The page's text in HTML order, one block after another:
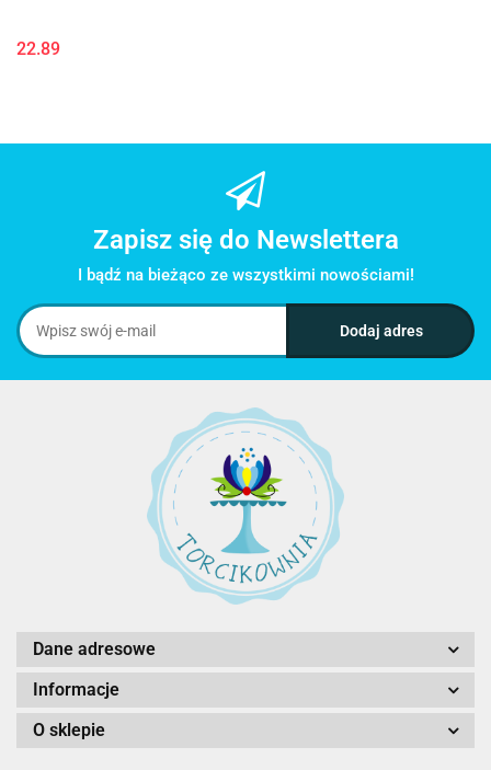
22.89
Zapisz się do Newslettera
I bądź na bieżąco ze wszystkimi nowościami!
Dane adresowe
Informacje
O sklepie